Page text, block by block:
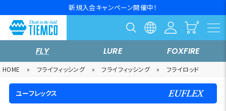
新規入会キャンペーン開催中！
FLY LURE FOXFIRE
HOME » フライフィッシング » フライフィッシング » フライロッド
ユーフレックス